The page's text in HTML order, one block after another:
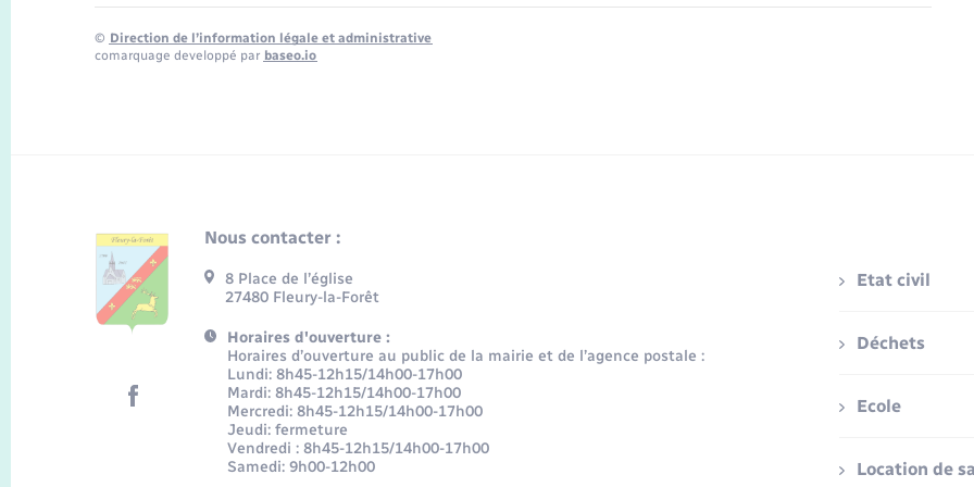
© Direction de l’information légale et administrative
comarquage developpé par baseo.io
Nous contacter :
8 Place de l’église
27480 Fleury-la-Forêt
Horaires d'ouverture :
Horaires d’ouverture au public de la mairie et de l’agence postale :
Lundi: 8h45-12h15/14h00-17h00
Mardi: 8h45-12h15/14h00-17h00
Mercredi: 8h45-12h15/14h00-17h00
Jeudi: fermeture
Vendredi : 8h45-12h15/14h00-17h00
Samedi: 9h00-12h00
Etat civil
Déchets
Ecole
Location de